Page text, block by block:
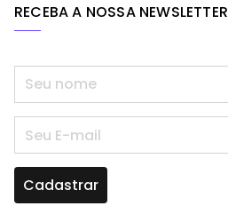
RECEBA A NOSSA NEWSLETTER